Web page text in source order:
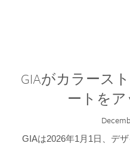
GIAがカラース
ートを
GIAは2026年1月1日、デ